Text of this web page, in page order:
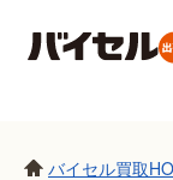
バイセル買取